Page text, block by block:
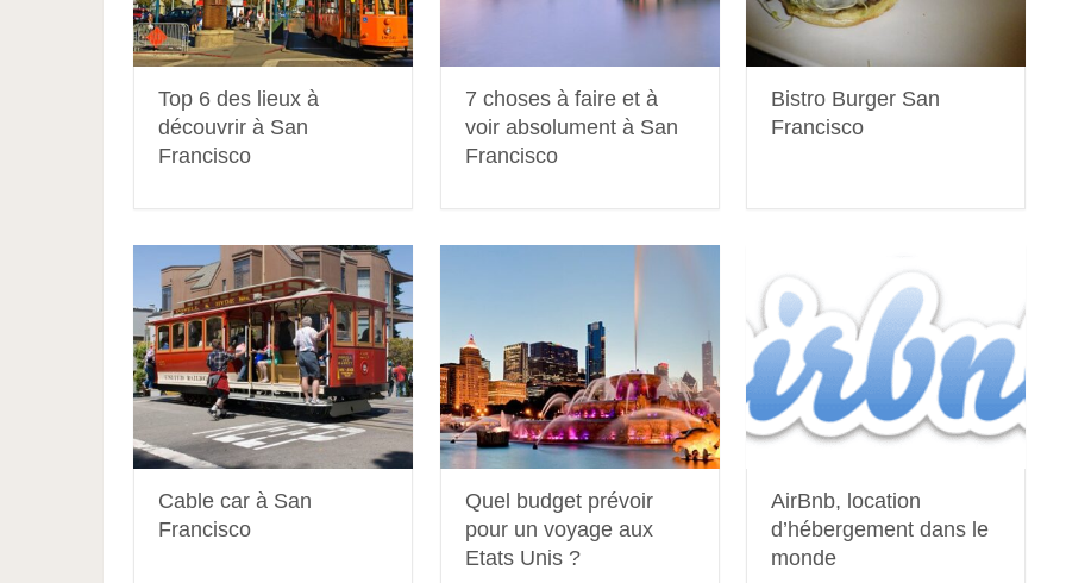
Top 6 des lieux à
découvrir à San
Francisco
7 choses à faire et à
voir absolument à San
Francisco
Bistro Burger San
Francisco
Cable car à San
Francisco
Quel budget prévoir
pour un voyage aux
Etats Unis ?
AirBnb, location
d’hébergement dans le
monde